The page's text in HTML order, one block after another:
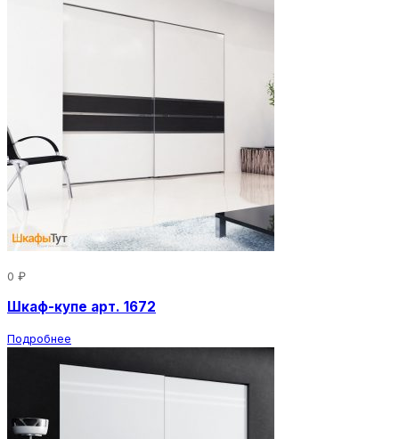
0 ₽
Шкаф-купе арт. 1672
Подробнее